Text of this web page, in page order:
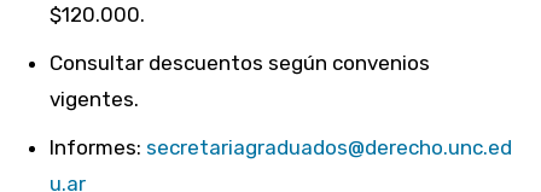
$120.000.
Consultar descuentos según convenios
vigentes.
Informes: secretariagraduados@derecho.unc.ed
u.ar